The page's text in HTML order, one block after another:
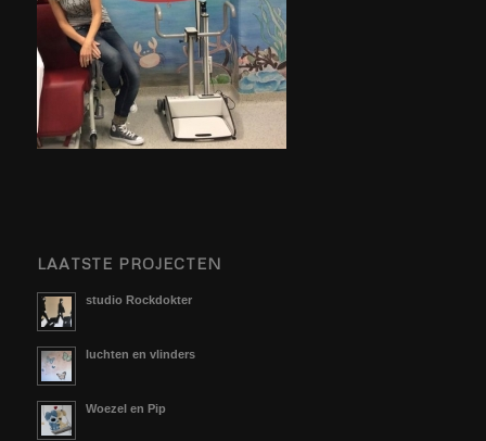
LAATSTE PROJECTEN
studio Rockdokter
luchten en vlinders
Woezel en Pip